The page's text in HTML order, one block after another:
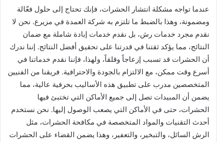
عندما تواجه مشكلة انتشار الحشرات، فإنك تحتاج إلى حلول فعّالة
ومضمونة، وهذا بالضبط ما تلتزم به شركة العمدة في مزيرع. نحن لا
نقدم مجرد خدمات رش، بل نقدم خدمات إبادة شاملة مع ضمان
النتائج، مما يؤكد ثقتنا في قدرتنا على تحقيق أفضل النتائج. إننا ندرك
أن الحشرات قد تسبب إزعاجاً وقلقاً، ولهذا، فإننا نقدم خدماتنا في
أسرع وقت ممكن، مع الالتزام بالجودة والاحترافية. فريقنا من الفنيين
المتخصصين مدرب على تطبيق هذه الأساليب بحرفية عالية، مما
يضمن أن المبيدات تصل إلى جميع الأماكن التي تختبئ فيها
الحشرات، حتى في الأماكن التي يصعب الوصول إليها. نحن نستخدم
أحدث التقنيات والمواد المتخصصة في مكافحة الحشرات، مثل
الرش السائل، والتبخير، والتعفير، وهذا يضمن القضاء على الحشرات